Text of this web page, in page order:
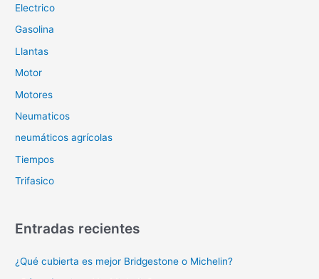
Electrico
Gasolina
Llantas
Motor
Motores
Neumaticos
neumáticos agrícolas
Tiempos
Trifasico
Entradas recientes
¿Qué cubierta es mejor Bridgestone o Michelin?